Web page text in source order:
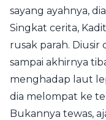
sayang ayahnya,
Singkat cerita,
rusak parah. Diusir
sampai akhirnya
menghadap laut
dia melompat ke
Bukannya tewas,